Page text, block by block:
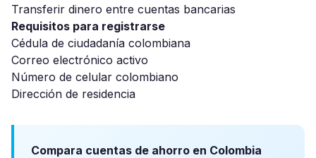
Transferir dinero entre cuentas bancarias
Requisitos para registrarse
Cédula de ciudadanía colombiana
Correo electrónico activo
Número de celular colombiano
Dirección de residencia
Compara cuentas de ahorro en Colombia